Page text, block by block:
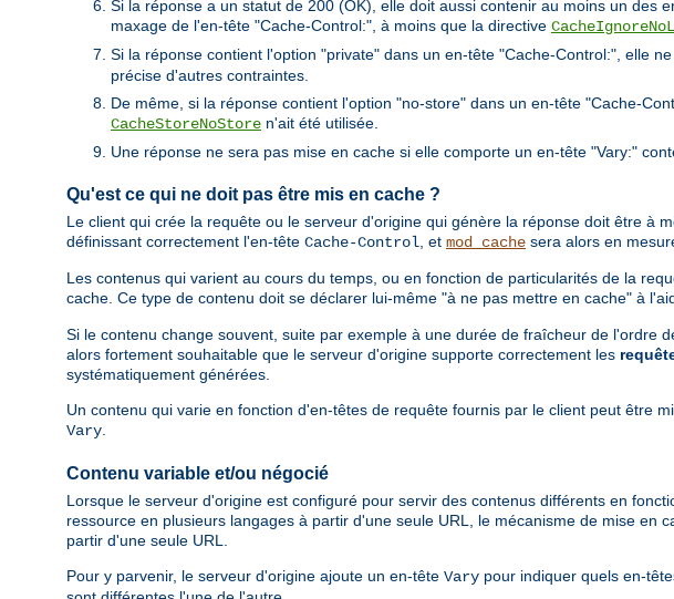
Si la réponse a un statut de 200 (OK), elle doit aussi contenir au moins un des
maxage de l'en-tête "Cache-Control:", à moins que la directive
Si la réponse contient l'option "private" dans un en-tête "Cache-Control:", elle
précise d'autres contraintes.
De même, si la réponse contient l'option "no-store" dans un en-tête "Cache-
CacheStoreNoStore n'ait été utilisée.
Une réponse ne sera pas mise en cache si elle comporte un en-tête "Vary:"
Qu'est ce qui ne doit pas être mis en cache ?
Le client qui crée la requête ou le serveur d'origine qui génère la réponse doit être à
définissant correctement l'en-tête Cache-Control , et mod_cache sera alors en
Les contenus qui varient au cours du temps, ou en fonction de particularités de la
cache. Ce type de contenu doit se déclarer lui-même "à ne pas mettre en cache" à
Si le contenu change souvent, suite par exemple à une durée de fraîcheur de l'ordre
alors fortement souhaitable que le serveur d'origine supporte correctement les
systématiquement générées.
Un contenu qui varie en fonction d'en-têtes de requête fournis par le client peut être
Vary
Contenu variable et/ou négocié
Lorsque le serveur d'origine est configuré pour servir des contenus différents en
ressource en plusieurs langages à partir d'une seule URL, le mécanisme de mise
partir d'une seule URL.
Pour y parvenir, le serveur d'origine ajoute un en-tête Vary pour indiquer quels en-